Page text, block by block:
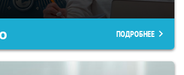
ПОДРОБНЕЕ